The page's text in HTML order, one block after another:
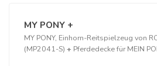
MY PONY +
MY PONY, Einhorn-Reitspielzeug von
(MP2041-S) + Pferdedecke für MEIN